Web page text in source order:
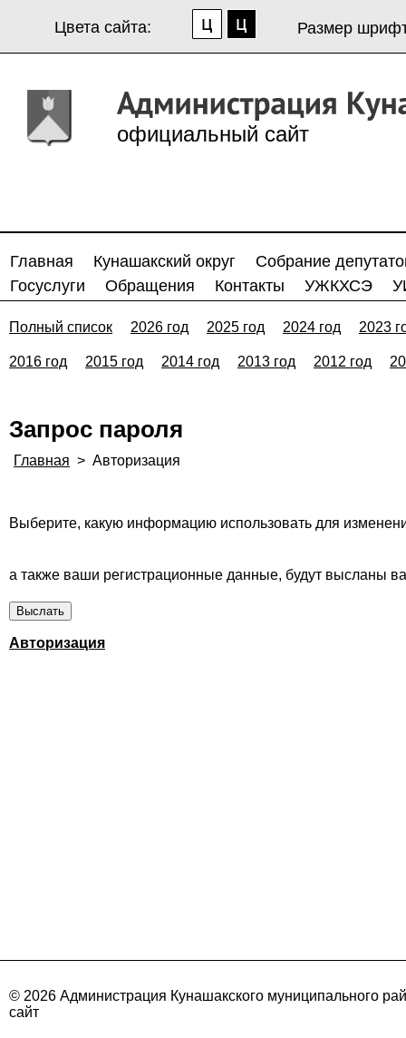
Цвета сайта: Размер
официальный сайт
Главная Кунашакский округ
Собрание
Госуслуги
Обращения Контакты УЖКХСЭ
Полный список 2026 год 2025 год 2024 год 2023
2016 год 2015 год 2014 год 2013 год 2012 год
Запрос пароля
Главная > Авторизация
Выберите, какую информацию использовать для
а также ваши регистрационные данные, будут высланы
Авторизация
© 2026 Администрация Кунашакского муниципального
сайт